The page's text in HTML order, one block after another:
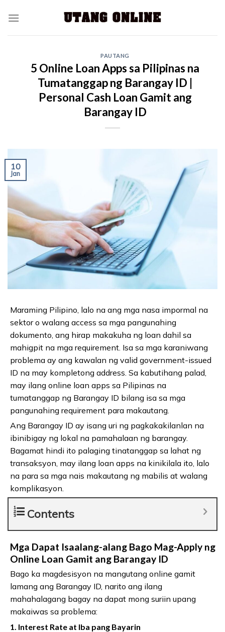
PAUTANG
5 Online Loan Apps sa Pilipinas na
Tumatanggap ng Barangay ID |
Personal Cash Loan Gamit ang
Barangay ID
10
Jan
Maraming Pilipino, lalo na ang mga nasa impormal na
sektor o walang access sa mga pangunahing
dokumento, ang hirap makakuha ng loan dahil sa
mahigpit na mga requirement. Isa sa mga karaniwang
problema ay ang kawalan ng valid government-issued
ID na may kompletong address. Sa kabutihang palad,
may ilang online loan apps sa Pilipinas na
tumatanggap ng Barangay ID bilang isa sa mga
pangunahing requirement para makautang.
Ang Barangay ID ay isang uri ng pagkakakilanlan na
ibinibigay ng lokal na pamahalaan ng barangay.
Bagamat hindi ito palaging tinatanggap sa lahat ng
transaksyon, may ilang loan apps na kinikilala ito, lalo
na para sa mga nais makautang ng mabilis at walang
komplikasyon.
Contents
Mga Dapat Isaalang-alang Bago Mag-Apply ng
Online Loan Gamit ang Barangay ID
Bago ka magdesisyon na mangutang online gamit
lamang ang Barangay ID, narito ang ilang
mahahalagang bagay na dapat mong suriin upang
makaiwas sa problema:
1. Interest Rate at Iba pang Bayarin